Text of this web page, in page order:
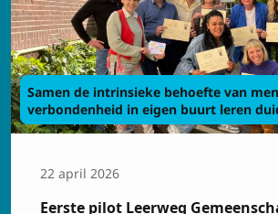
Samen de intrinsieke behoefte van
verbondenheid in eigen buurt leren
22 april 2026
Eerste pilot Leerweg